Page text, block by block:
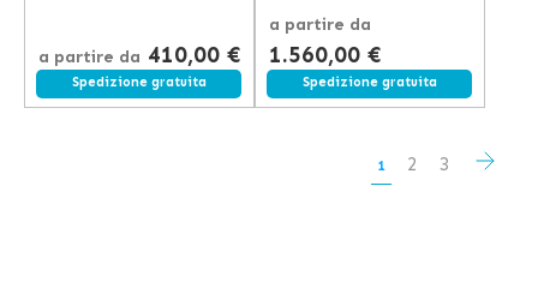
a partire da 410,00 €
Spedizione gratuita
a partire da
1.560,00 €
Spedizione gratuita
Pagina
Attualmente
1 Pagina
2 Pagina
3